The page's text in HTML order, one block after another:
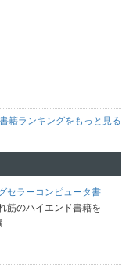
書籍ランキングをもっと見る
セラーコンピュータ書
筋のハイエンド書籍を